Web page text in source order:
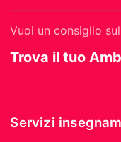
Vuoi un consiglio
Trova il tuo
Servizi